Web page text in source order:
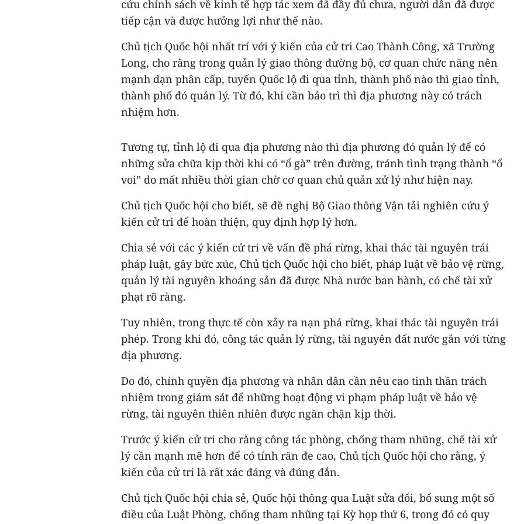
cứu chính sách về kinh tế hợp tác xem đã đầy đủ chưa, người dân đã được
tiếp cận và được hưởng lợi như thế nào.
Chủ tịch Quốc hội nhất trí với ý kiến của cử tri Cao Thành Công, xã Trường
Long, cho rằng trong quản lý giao thông đường bộ, cơ quan chức năng nên
mạnh dạn phân cấp, tuyến Quốc lộ đi qua tỉnh, thành phố nào thì giao tỉnh,
thành phố đó quản lý. Từ đó, khi cần bảo trì thì địa phương này có trách
nhiệm hơn.
Tương tự, tỉnh lộ đi qua địa phương nào thì địa phương đó quản lý để có
những sửa chữa kịp thời khi có “ổ gà” trên đường, tránh tình trạng thành “ổ
voi” do mất nhiều thời gian chờ cơ quan chủ quản xử lý như hiện nay.
Chủ tịch Quốc hội cho biết, sẽ đề nghị Bộ Giao thông Vận tải nghiên cứu ý
kiến cử tri để hoàn thiện, quy định hợp lý hơn.
Chia sẻ với các ý kiến cử tri về vấn đề phá rừng, khai thác tài nguyên trái
pháp luật, gây bức xúc, Chủ tịch Quốc hội cho biết, pháp luật về bảo vệ rừng,
quản lý tài nguyên khoáng sản đã được Nhà nước ban hành, có chế tài xử
phạt rõ ràng.
Tuy nhiên, trong thực tế còn xảy ra nạn phá rừng, khai thác tài nguyên trái
phép. Trong khi đó, công tác quản lý rừng, tài nguyên đất nước gắn với từng
địa phương.
Do đó, chính quyền địa phương và nhân dân cần nêu cao tinh thần trách
nhiệm trong giám sát để những hoạt động vi phạm pháp luật về bảo vệ
rừng, tài nguyên thiên nhiên được ngăn chặn kịp thời.
Trước ý kiến cử tri cho rằng công tác phòng, chống tham nhũng, chế tài xử
lý cần mạnh mẽ hơn để có tính răn đe cao, Chủ tịch Quốc hội cho rằng, ý
kiến của cử tri là rất xác đáng và đúng đắn.
Chủ tịch Quốc hội chia sẻ, Quốc hội thông qua Luật sửa đổi, bổ sung một số
điều của Luật Phòng, chống tham nhũng tại Kỳ họp thứ 6, trong đó có quy